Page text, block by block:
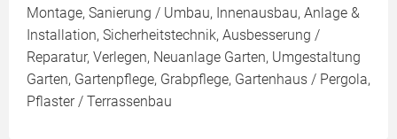
Montage, Sanierung / Umbau, Innenausbau, Anlage &
Installation, Sicherheitstechnik, Ausbesserung /
Reparatur, Verlegen, Neuanlage Garten, Umgestaltung
Garten, Gartenpflege, Grabpflege, Gartenhaus / Pergola,
Pflaster / Terrassenbau